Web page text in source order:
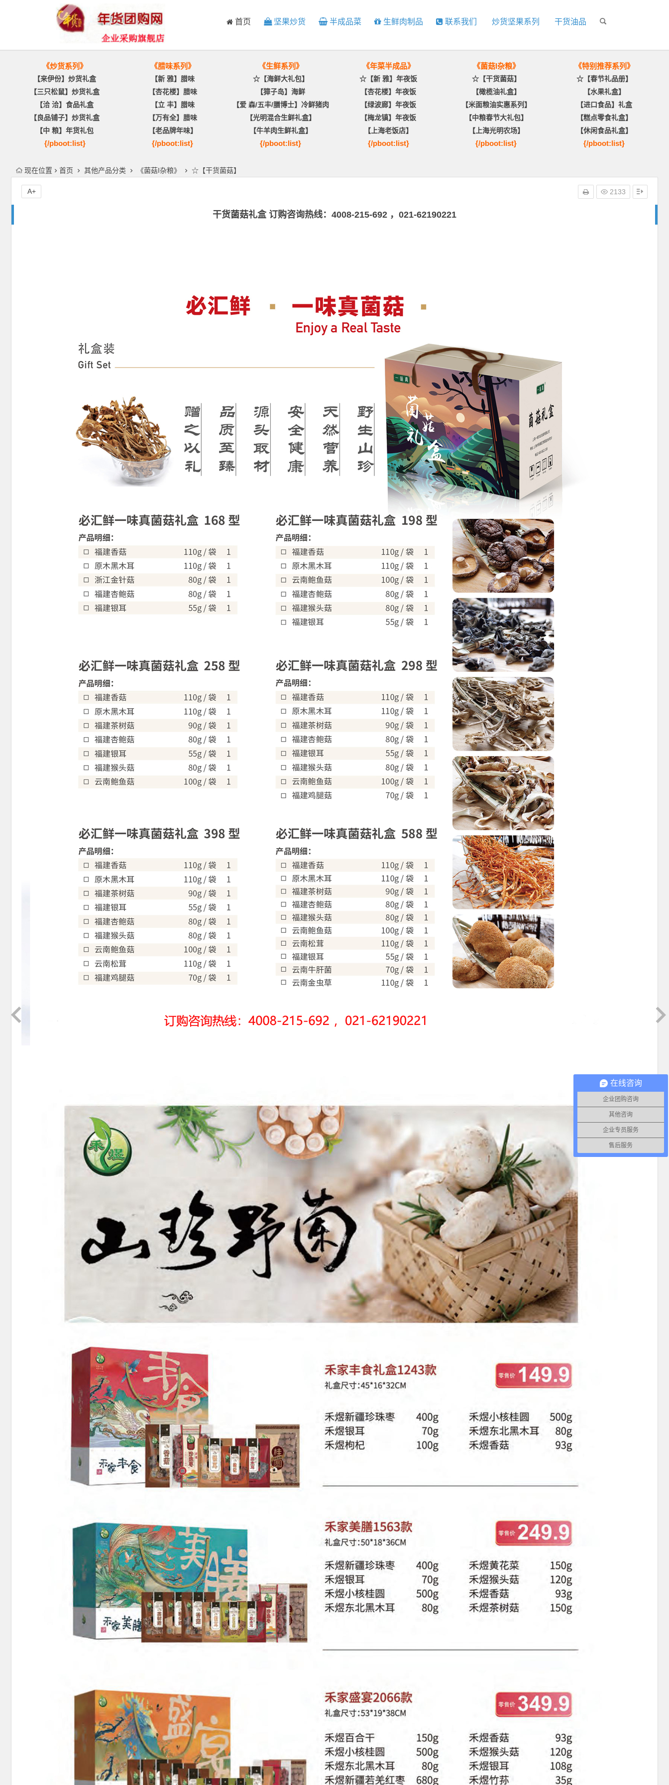
首页 坚果炒货 半成品菜 生鲜肉制品 联系我们 炒货坚果系列 干货油品
《炒货系列》
【来伊份】炒货礼盒
【三只松鼠】炒货礼盒
【洽 洽】食品礼盒
【良品铺子】炒货礼盒
【中 粮】年货礼包
{/pboot:list}
《腊味系列》
【新 雅】腊味
【杏花楼】腊味
【立 丰】腊味
【万有全】腊味
【老品牌年味】
{/pboot:list}
《生鲜系列》
☆【海鲜大礼包】
【獐子岛】海鲜
【爱 森/五丰/膳博士】冷鲜猪肉
【光明混合生鲜礼盒】
【牛羊肉生鲜礼盒】
{/pboot:list}
《年菜半成品》
☆【新 雅】年夜饭
【杏花楼】年夜饭
【绿波廊】年夜饭
【梅龙镇】年夜饭
【上海老饭店】
{/pboot:list}
《菌菇I杂粮》
☆【干货菌菇】
【橄榄油礼盒】
【米面粮油实惠系列】
【中粮春节大礼包】
【上海光明农场】
{/pboot:list}
《特别推荐系列》
☆【春节礼品册】
【水果礼盒】
【进口食品】礼盒
【糕点零食礼盒】
【休闲食品礼盒】
{/pboot:list}
现在位置 首页 其他产品分类 《菌菇I杂粮》 ☆【干货菌菇】
干货菌菇礼盒 订购咨询热线：4008-215-692 ，021-62190221
2133
A+
在线咨询
企业团购咨询
其他咨询
企业专员服务
售后服务